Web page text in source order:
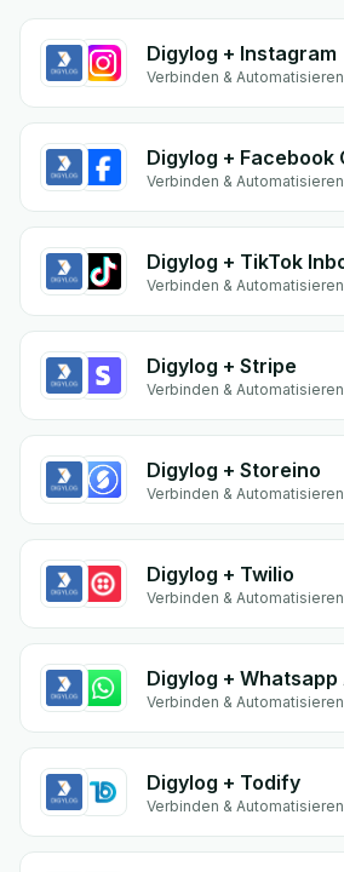
Digylog + Instagram
Verbinden & Automatisieren
Digylog + Facebook
Verbinden & Automatisieren
Digylog + TikTok
Verbinden & Automatisieren
Digylog + Stripe
Verbinden & Automatisieren
Digylog + Storeino
Verbinden & Automatisieren
Digylog + Twilio
Verbinden & Automatisieren
Digylog + Whatsapp
Verbinden & Automatisieren
Digylog + Todify
Verbinden & Automatisieren